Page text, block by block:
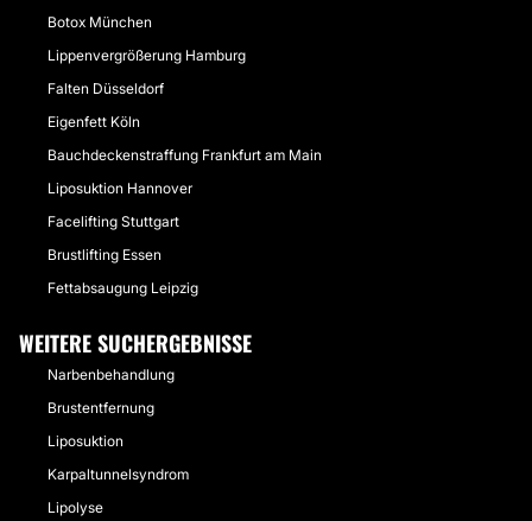
Botox München
Lippenvergrößerung Hamburg
Falten Düsseldorf
Eigenfett Köln
Bauchdeckenstraffung Frankfurt am Main
Liposuktion Hannover
Facelifting Stuttgart
Brustlifting Essen
Fettabsaugung Leipzig
WEITERE SUCHERGEBNISSE
Narbenbehandlung
Brustentfernung
Liposuktion
Karpaltunnelsyndrom
Lipolyse